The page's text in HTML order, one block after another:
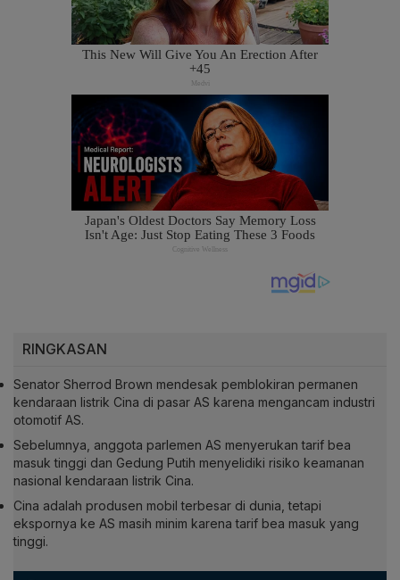
RINGKASAN
Senator Sherrod Brown mendesak pemblokiran permanen
kendaraan listrik Cina di pasar AS karena mengancam industri
otomotif AS.
Sebelumnya, anggota parlemen AS menyerukan tarif bea
masuk tinggi dan Gedung Putih menyelidiki risiko keamanan
nasional kendaraan listrik Cina.
Cina adalah produsen mobil terbesar di dunia, tetapi
ekspornya ke AS masih minim karena tarif bea masuk yang
tinggi.